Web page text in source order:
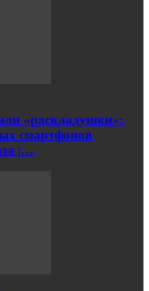
«раскладушки»:
смартфонов
|…